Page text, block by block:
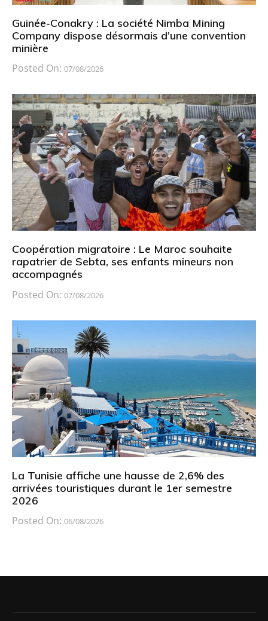
Guinée-Conakry : La société Nimba Mining
Company dispose désormais d’une convention
minière
Posted On: 07/08/2026
Coopération migratoire : Le Maroc souhaite
rapatrier de Sebta, ses enfants mineurs non
accompagnés
Posted On: 07/08/2026
La Tunisie affiche une hausse de 2,6% des
arrivées touristiques durant le 1er semestre
2026
Posted On: 06/08/2026